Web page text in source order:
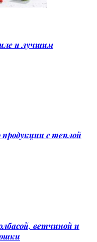
и лучшим
продукции с теплой
ветчиной и